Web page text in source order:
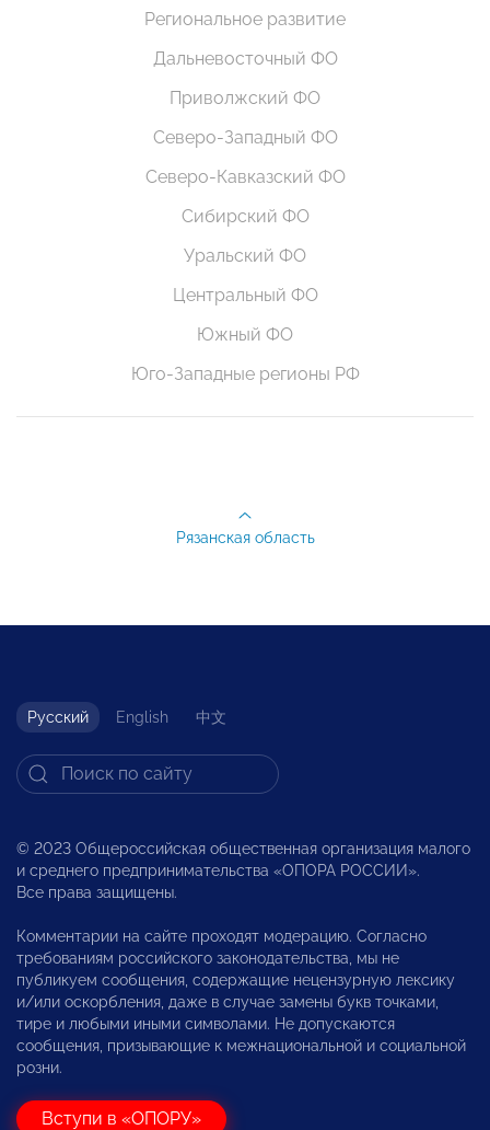
Региональное развитие
Дальневосточный ФО
Приволжский ФО
Северо-Западный ФО
Северо-Кавказский ФО
Сибирский ФО
Уральский ФО
Центральный ФО
Южный ФО
Юго-Западные регионы РФ
Рязанская область
Русский English 中文
© 2023 Общероссийская общественная организация малого
и среднего предпринимательства «ОПОРА РОССИИ».
Все права защищены.
Комментарии на сайте проходят модерацию. Согласно
требованиям российского законодательства, мы не
публикуем сообщения, содержащие нецензурную лексику
и/или оскорбления, даже в случае замены букв точками,
тире и любыми иными символами. Не допускаются
сообщения, призывающие к межнациональной и социальной
розни.
Вступи в «ОПОРУ»